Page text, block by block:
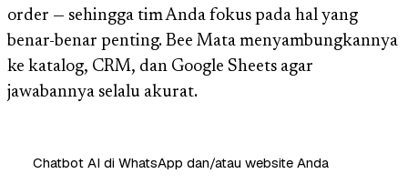
order — sehingga tim Anda fokus pada hal yang
benar-benar penting. Bee Mata menyambungkannya
ke katalog, CRM, dan Google Sheets agar
jawabannya selalu akurat.
Chatbot AI di WhatsApp dan/atau website Anda